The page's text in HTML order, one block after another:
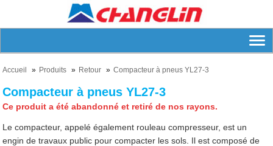
Accueil Produits Retour Compacteur à pneus YL27-3
Compacteur à pneus YL27-3
Ce produit a été abandonné et retiré de nos rayons.
Le compacteur, appelé également rouleau compresseur, est un
engin de travaux public pour compacter les sols. Il est composé de